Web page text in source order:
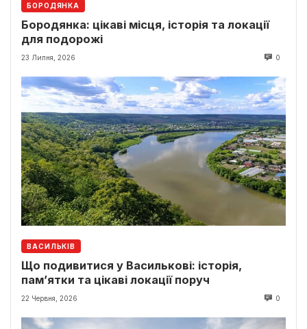
БОРОДЯНКА
Бородянка: цікаві місця, історія та локації
для подорожі
23 Липня, 2026 0
ВАСИЛЬКІВ
Що подивитися у Василькові: історія,
пам’ятки та цікаві локації поруч
22 Червня, 2026 0